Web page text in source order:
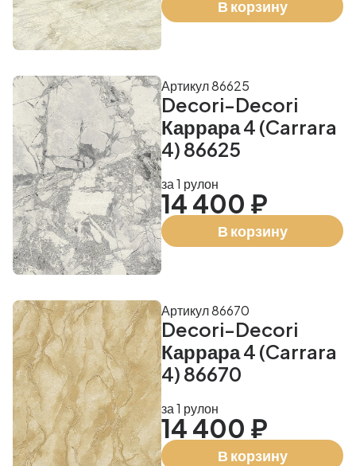
В корзину
Decori-Decori
Каррара 4 (Carrara
4) 86625
Артикул 86625
за 1 рулон
14 400 ₽
В корзину
Decori-Decori
Каррара 4 (Carrara
4) 86670
Артикул 86670
за 1 рулон
14 400 ₽
В корзину